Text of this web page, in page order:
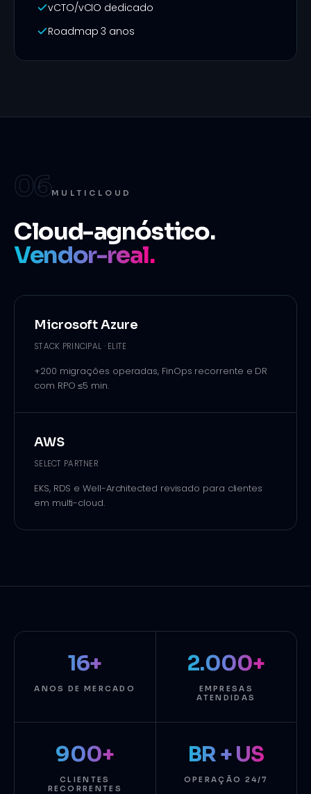
vCTO/vCIO dedicado
Roadmap 3 anos
06MULTICLOUD
Cloud-agnóstico.
Vendor-real.
Microsoft Azure
STACK PRINCIPAL · ELITE
+200 migrações operadas, FinOps recorrente e DR
com RPO ≤5 min.
AWS
SELECT PARTNER
EKS, RDS e Well-Architected revisado para clientes
em multi-cloud.
16+
ANOS DE MERCADO
2.000+
EMPRESAS
ATENDIDAS
900+
CLIENTES
RECORRENTES
BR + US
OPERAÇÃO 24/7